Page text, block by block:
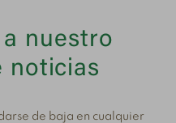
nuestro
noticias
de baja en cualquier